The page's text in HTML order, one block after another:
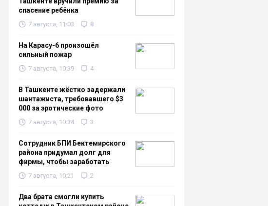
спасение ребёнка
7 августа, 11:03 8
На Карасу-6 произошёл
сильный пожар
7 августа, 10:39 4
В Ташкенте жёстко задержали
шантажиста, требовавшего $3
000 за эротические фото
7 августа, 10:34 3
Сотрудник БПИ Бектемирского
района придумал долг для
фирмы, чтобы заработать
7 августа, 10:21 2
Два брата смогли купить